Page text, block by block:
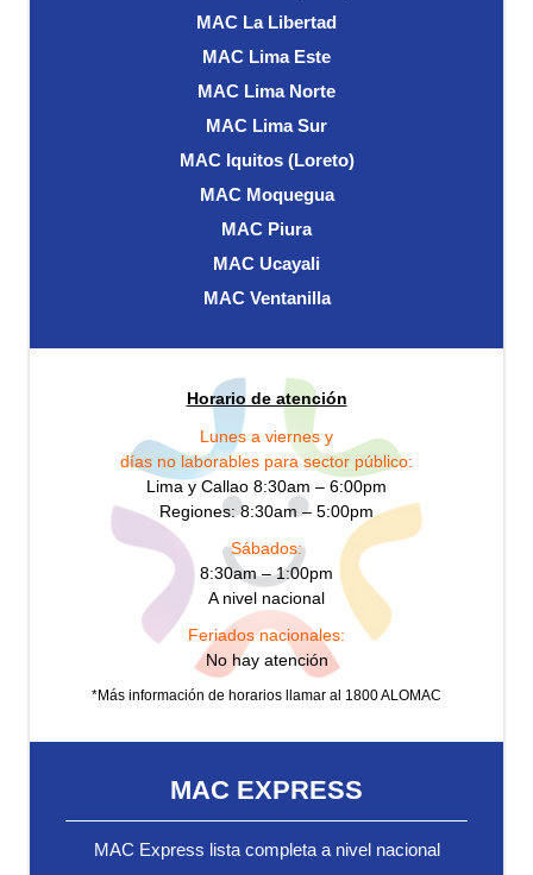
MAC La Libertad
MAC Lima Este
MAC Lima Norte
MAC Lima Sur
MAC Iquitos (Loreto)
MAC Moquegua
MAC Piura
MAC Ucayali
MAC Ventanilla
Horario de atención
Lunes a viernes y
días no laborables para sector público:
Lima y Callao 8:30am – 6:00pm
Regiones: 8:30am – 5:00pm
Sábados:
8:30am – 1:00pm
A nivel nacional
Feriados nacionales:
No hay atención
*Más información de horarios llamar al 1800 ALOMAC
MAC EXPRESS
MAC Express lista completa a nivel nacional